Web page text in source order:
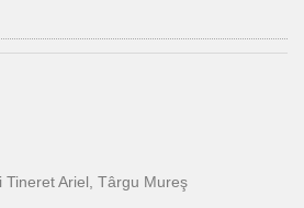
Tineret Ariel, Târgu Mureş